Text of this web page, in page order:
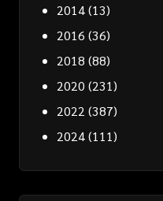
2014(13)
2016 (36)
2018 (88)
2020 (231)
2022 (387)
2024(111)